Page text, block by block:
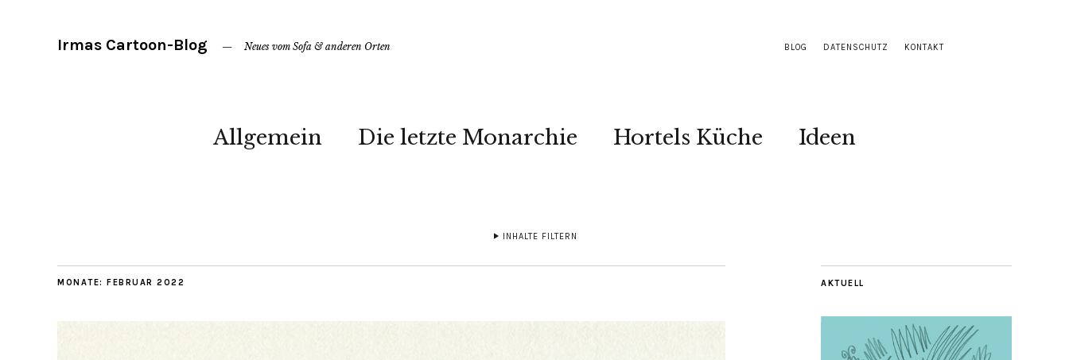
BLOG DATENSCHUTZ KONTAKT
Irmas Cartoon-Blog Neues vom Sofa & anderen Orten
Allgemein Die letzte Monarchie Hortels Küche Ideen
INHALTE FILTERN
MONATE: FEBRUAR 2022 AKTUELL